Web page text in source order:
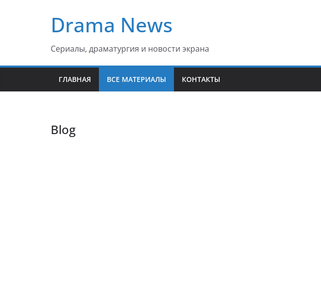
содержимомуDrama News
Сериалы, драматургия и новости экрана
ГЛАВНАЯ ВСЕ МАТЕРИАЛЫ КОНТАКТЫ
Blog